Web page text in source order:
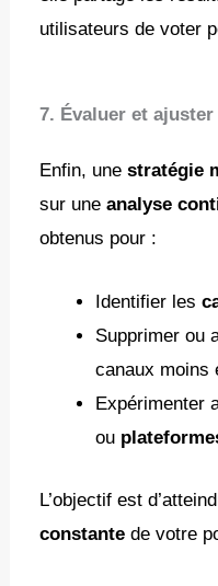
utilisateurs de voter
7. Évaluer et
Enfin, unestratégie
sur uneanalyse
obtenus pour :
Identifier les
Supprimer ou
canaux moins
Expérimenter
ou
L’objectif est
constante de votre